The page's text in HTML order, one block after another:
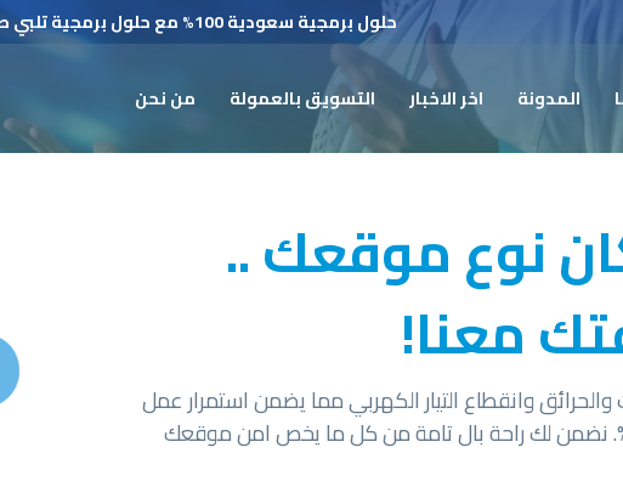
حلول برمجية سعودية 100% مع حلول برمجية تلبي طموحات رؤيتنا 2030
المدونة اخر الاخبار التسويق بالعمولة من نحن
نوع موقعك ..
معنا!
وانقطاع التيار الكهربي مما يضمن استمرار عمل
بمعدل 99.9%. نضمن لك راحة بال تامة من كل ما يخص امن موقعك